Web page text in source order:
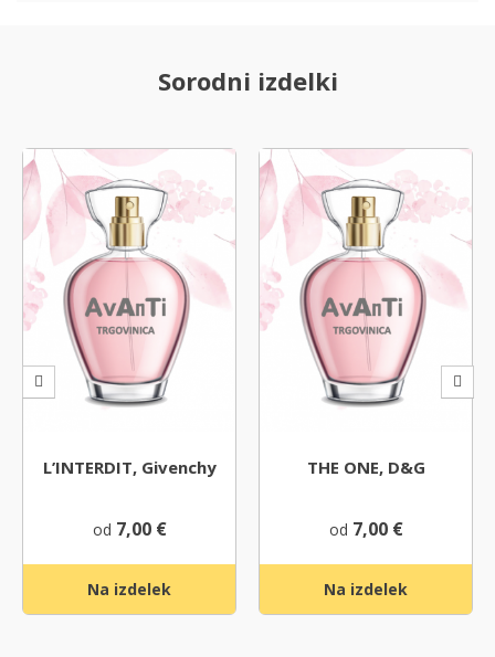
Sorodni izdelki
L’INTERDIT, Givenchy
od 7,00 €
Na izdelek
THE ONE, D&G
od 7,00 €
Na izdelek